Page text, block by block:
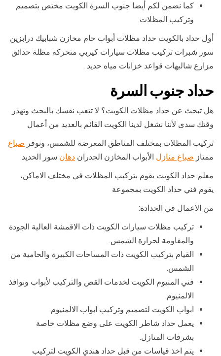
كما نضمن لكم أيضا جنوب السرة الكويت مختص بتصميم
وتركيب المظلات.
أول حداد بالكويت حداد مظلات أبواب خام مخازن شبابيك درابزين
سور شبرات تركيب مظلات سيارات كيربي متحركة مظلة حدائق
مزارع شاليهات قواعد خزانات مياه حديد .
حداد جنوب السرة
هل تبحث عن حداد مظلات الكويت؟ لا تتعب نفسك بالبحث وتهدر
وقتك سدى لأننا نشغل لدينا الكويت القائم بالعديد من أعمال
تركيب المظلات بمختلف المناطق المعرضة للشمس، ونوفر صباغ
ممتاز صباغ منازل الأبواب المخازن الجدران دهان سور الحديد
معلم حداد الكويت يقوم بتركيب المظلات في مختلف الاماكن،
يقوم فني حداد الكويت بمجموعة
من الاعمال في الحدادة:
تركيب مظلات سيارات الكويت ذات الاقمشة العالية الجودة
والمقاومة لحرارة الشمس.
القيام بتركيب الكويت ذات المساحات الكبيرة والحامية من
الشمس.
فني المنيوم الكويت لخدمات القص والتركيب لأبواب ونوافذ
الالمنيوم.
ابواب الكويت لتصميم وتركيب ابواب الالمنيوم.
يعمل حداد شاطر الكويت على وضع مظلات خاصة
بشرفات المنازل.
يتم اخذ قياسات من قبل حداد هندي الكويت لتركيب